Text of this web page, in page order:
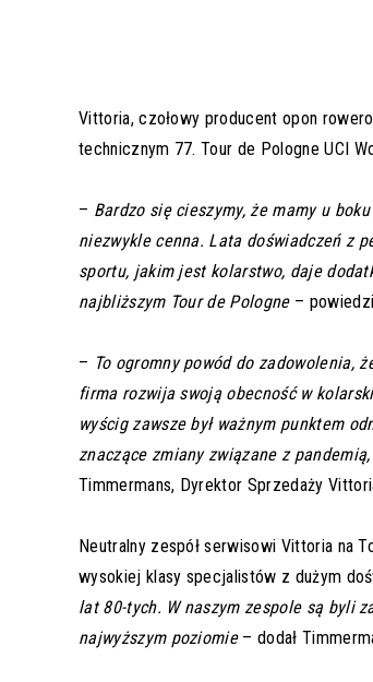
Vittoria, czołowy producent opon
technicznym 77. Tour de Pologne UCI
– Bardzo się cieszymy, że mamy u
niezwykle cenna. Lata doświadczeń z
sportu, jakim jest kolarstwo, daje
najbliższym Tour de Pologne–
– To ogromny powód do zadowolenia,
firma rozwija swoją obecność w
wyścig zawsze był ważnym punktem
znaczące zmiany związane z
Timmermans, Dyrektor Sprzedaży
Neutralny zespół serwisowi Vittoria na
wysokiej klasy specjalistów z dużym
lat 80-tych. W naszym zespole są byli
najwyższym poziomie– dodał